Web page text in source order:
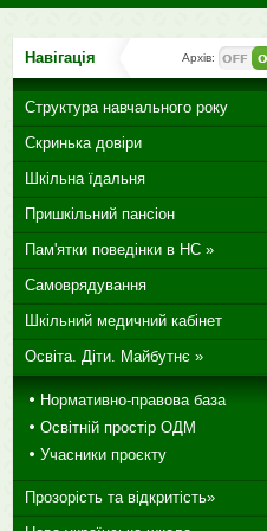
Навігація Архів:
Структура навчального року
Скринька довіри
Шкільна їдальня
Пришкільний пансіон
Пам'ятки поведінки в НС »
Самоврядування
Шкільний медичний кабінет
Освіта. Діти. Майбутнє »
Нормативно-правова база
Освітній простір ОДМ
Учасники проєкту
Прозорість та відкритість»